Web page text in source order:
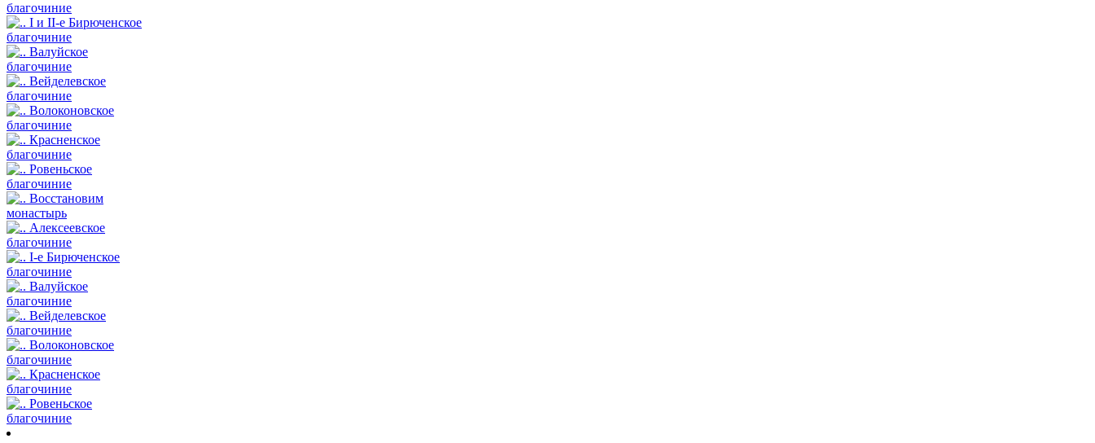
благочиние
I и II-е Бирюченское
благочиние
Валуйское
благочиние
Вейделевское
благочиние
Волоконовское
благочиние
Красненское
благочиние
Ровеньское
благочиние
Восстановим
монастырь
Алексеевское
благочиние
I-е Бирюченское
благочиние
Валуйское
благочиние
Вейделевское
благочиние
Волоконовское
благочиние
Красненское
благочиние
Ровеньское
благочиние